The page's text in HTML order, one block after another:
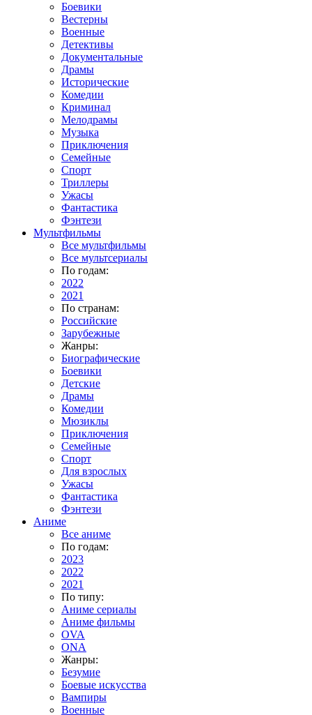
Боевики
Вестерны
Военные
Детективы
Документальные
Драмы
Исторические
Комедии
Криминал
Мелодрамы
Музыка
Приключения
Семейные
Спорт
Триллеры
Ужасы
Фантастика
Фэнтези
Мультфильмы
Все мультфильмы
Все мультсериалы
По годам:
2022
2021
По странам:
Российские
Зарубежные
Жанры:
Биографические
Боевики
Детские
Драмы
Комедии
Мюзиклы
Приключения
Семейные
Спорт
Для взрослых
Ужасы
Фантастика
Фэнтези
Аниме
Все аниме
По годам:
2023
2022
2021
По типу:
Аниме сериалы
Аниме фильмы
OVA
ONA
Жанры:
Безумие
Боевые искусства
Вампиры
Военные